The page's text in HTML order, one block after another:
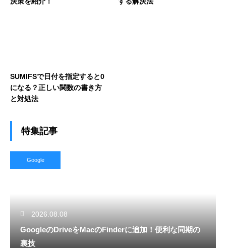
SUMIFSで日付を指定すると0
になる？正しい関数の書き方
と対処法
特集記事
Google
2026.08.08
GoogleのDriveをMacのFinderに追加！便利な同期の
裏技